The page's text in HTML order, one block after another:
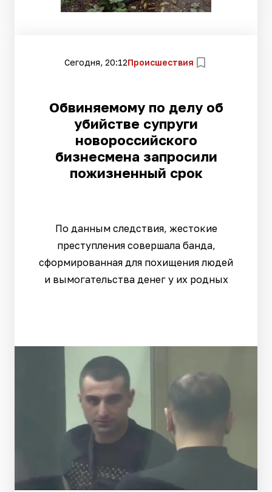
Сегодня, 20:12Происшествия
Обвиняемому по делу об
убийстве супруги
новороссийского
бизнесмена запросили
пожизненный срок
По данным следствия, жестокие
преступления совершала банда,
сформированная для похищения людей
и вымогательства денег у их родных